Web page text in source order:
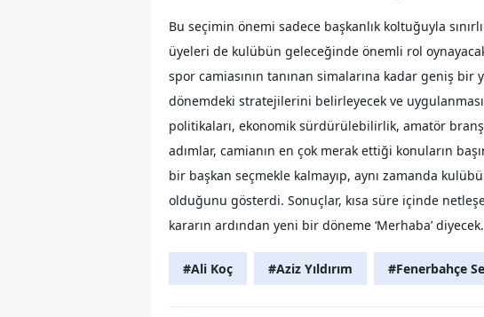
Bu seçimin önemi sadece başkanlık koltuğuyla
üyeleri de kulübün geleceğinde önemli rol
spor camiasının tanınan simalarına kadar geniş
dönemdeki stratejilerini belirleyecek ve
politikaları, ekonomik sürdürülebilirlik, amatör
adımlar, camianın en çok merak ettiği konuların
bir başkan seçmekle kalmayıp, aynı zamanda
olduğunu gösterdi. Sonuçlar, kısa süre içinde
kararın ardından yeni bir döneme ‘Merhaba’ diyecek.
#Ali Koç #Aziz Yıldırım #Fenerbahçe